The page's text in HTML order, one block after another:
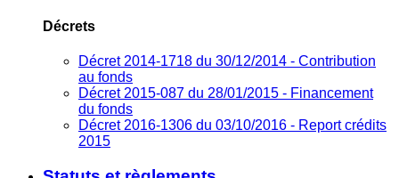
Décrets
Décret 2014-1718 du 30/12/2014 - Contribution
au fonds
Décret 2015-087 du 28/01/2015 - Financement
du fonds
Décret 2016-1306 du 03/10/2016 - Report crédits
2015